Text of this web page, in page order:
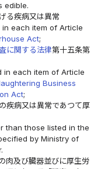
edible.
る疾病又は異常
each item of Article
Act;
に関する法律第十五条第
in each item of Article
Business
Act;
疾病又は異常であつて厚
than those listed in the
by Ministry of
肉及び臓器並びに厚生労